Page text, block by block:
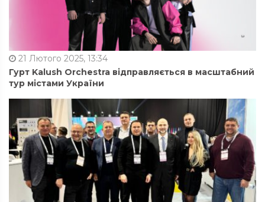
21 Лютого 2025, 13:34
Гурт Kalush Orchestra відправляється в масштабний
тур містами України